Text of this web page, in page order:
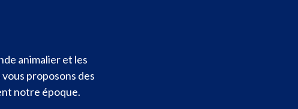
animalier et les
proposons des
notre époque.